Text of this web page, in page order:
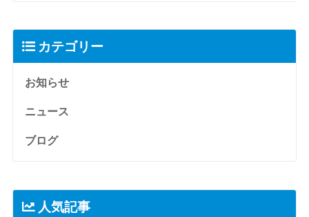
カテゴリー
お知らせ
ニュース
ブログ
人気記事